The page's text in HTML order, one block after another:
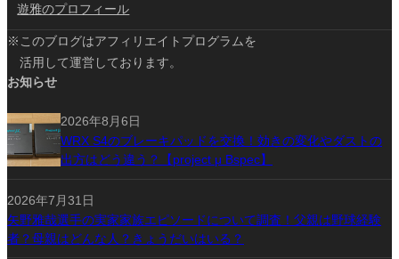
遊雅のプロフィール
※このブログはアフィリエイトプログラムを
活用して運営しております。
お知らせ
2026年8月6日
WRX S4のブレーキパッドを交換！効きの変化やダストの
出方はどう違う？【project μ Bspec】
2026年7月31日
矢野雅哉選手の実家家族エピソードについて調査！父親は野球経験
者？母親はどんな人？きょうだいはいる？